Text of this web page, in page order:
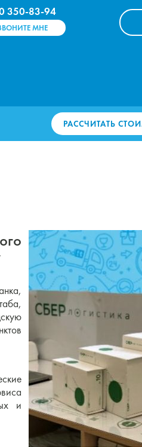
350-83-94
МНЕ
РАССЧИТАТЬ
и